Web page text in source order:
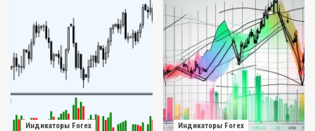
Индикаторы Forex Индикаторы Forex